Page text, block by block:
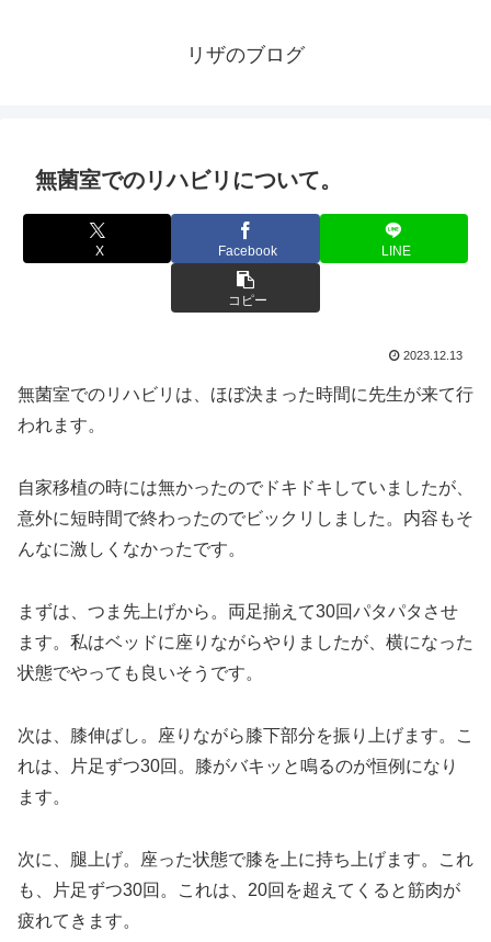
リザのブログ
無菌室でのリハビリについて。
X Facebook LINE
コピー
2023.12.13
無菌室でのリハビリは、ほぼ決まった時間に先生が来て行
われます。
自家移植の時には無かったのでドキドキしていましたが、
意外に短時間で終わったのでビックリしました。内容もそ
んなに激しくなかったです。
まずは、つま先上げから。両足揃えて30回パタパタさせ
ます。私はベッドに座りながらやりましたが、横になった
状態でやっても良いそうです。
次は、膝伸ばし。座りながら膝下部分を振り上げます。こ
れは、片足ずつ30回。膝がバキッと鳴るのが恒例になり
ます。
次に、腿上げ。座った状態で膝を上に持ち上げます。これ
も、片足ずつ30回。これは、20回を超えてくると筋肉が
疲れてきます。